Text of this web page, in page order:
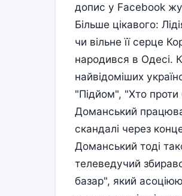
допис у Facebook
Більше цікавого:
чи вільне її серце
народився в Одесі.
найвідоміших
"Підйом", "Хто проти
Доманський
скандалі через
Доманський тоді
телеведучий
базар", який